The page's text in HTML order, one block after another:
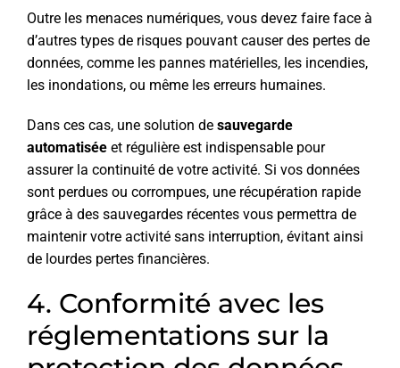
Outre les menaces numériques, vous devez faire face à
d’autres types de risques pouvant causer des pertes de
données, comme les pannes matérielles, les incendies,
les inondations, ou même les erreurs humaines.
Dans ces cas, une solution de sauvegarde
automatisée et régulière est indispensable pour
assurer la continuité de votre activité. Si vos données
sont perdues ou corrompues, une récupération rapide
grâce à des sauvegardes récentes vous permettra de
maintenir votre activité sans interruption, évitant ainsi
de lourdes pertes financières.
4. Conformité avec les
réglementations sur la